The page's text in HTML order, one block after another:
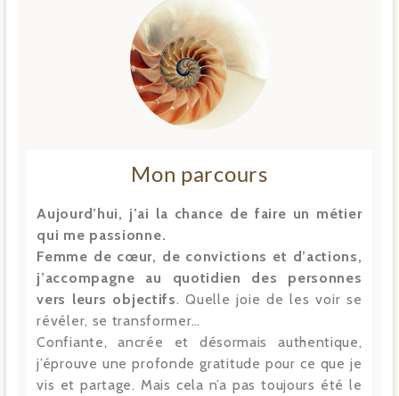
Mon parcours
Aujourd’hui, j’ai la chance de faire un métier
qui me passionne.
Femme de cœur, de convictions et d’actions,
j’accompagne au quotidien des personnes
vers leurs objectifs. Quelle joie de les voir se
révéler, se transformer…
Confiante, ancrée et désormais authentique,
j’éprouve une profonde gratitude pour ce que je
vis et partage. Mais cela n’a pas toujours été le